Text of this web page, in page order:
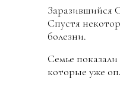
Заразившийся
Спустя
болезни.
Семье
которые уже